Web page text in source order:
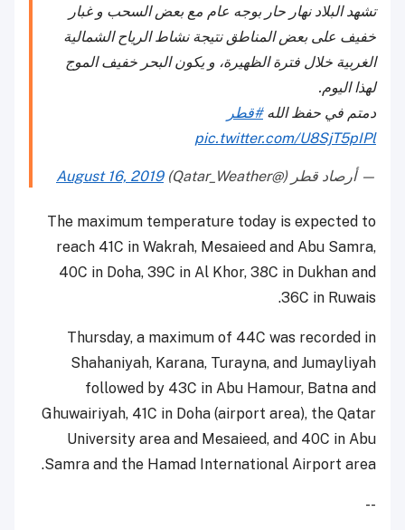
تشهد البلاد نهار حار بوجه عام مع بعض السحب و غبار
خفيف على بعض المناطق نتيجة نشاط الرياح الشمالية
الغربية خلال فترة الظهيرة، و يكون البحر خفيف الموج
لهذا اليوم.
دمتم في حفظ الله#قطر
pic.twitter.com/U8SjT5pIPl
— أرصاد قطر (@Qatar_Weather) August 16, 2019
The maximum temperature today is expected to
reach 41C in Wakrah, Mesaieed and Abu Samra,
40C in Doha, 39C in Al Khor, 38C in Dukhan and
36C in Ruwais.
Thursday, a maximum of 44C was recorded in
Shahaniyah, Karana, Turayna, and Jumayliyah
followed by 43C in Abu Hamour, Batna and
Ghuwairiyah, 41C in Doha (airport area), the Qatar
University area and Mesaieed, and 40C in Abu
Samra and the Hamad International Airport area.
--